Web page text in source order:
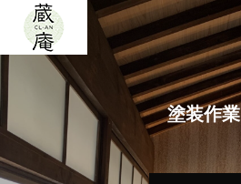
塗装作業